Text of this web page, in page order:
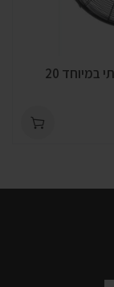
מאוורר קיר תעשייתי עוצמתי במיוחד 20